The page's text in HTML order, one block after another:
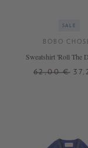
SALE
BOBO
Sweatshirt 'Roll The
62,00 €